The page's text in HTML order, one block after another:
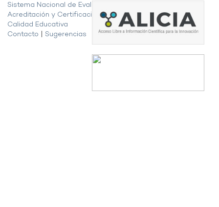
Sistema Nacional de Evaluación,
Acreditación y Certificación de la
Calidad Educativa
Contacto
Sugerencias